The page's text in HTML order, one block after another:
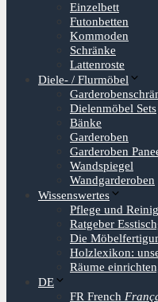
Einzelbett
Futonbetten
Kommoden
Schränke
Lattenroste
Diele- / Flurmöbel
Dielenmöbel Sets
Bänke
Garderoben
Garderoben
Wandspiegel
Wandgarderoben
Wissenswertes
Pflege und
Ratgeber
Die
Holzlexikon:
Räume
DE
FR French